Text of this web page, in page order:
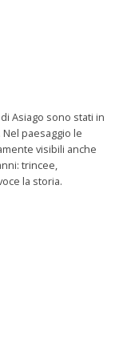
Asiago sono stati in
paesaggio le
visibili anche
trincee,
la storia.